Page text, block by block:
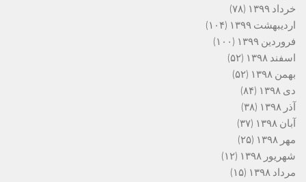
خرداد ۱۳۹۹
(۷۸)
اردیبهشت ۱۳۹۹
(۱۰۴)
فروردین ۱۳۹۹
(۱۰۰)
اسفند ۱۳۹۸
(۵۲)
بهمن ۱۳۹۸
(۵۲)
دی ۱۳۹۸
(۸۴)
آذر ۱۳۹۸
(۳۸)
آبان ۱۳۹۸
(۳۷)
مهر ۱۳۹۸
(۲۵)
شهریور ۱۳۹۸
(۱۲)
مرداد ۱۳۹۸
(۱۵)